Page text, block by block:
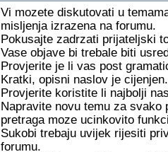
Vi mozete diskutovati u
misljenja izrazena na forumu.
Pokusajte zadrzati prijateljski
Vase objave bi trebale biti
Provjerite je li vas post
Kratki, opisni naslov je cijenjen.
Provjerite koristite li najbolji
Napravite novu temu za
pretraga moze ucinkovito
Sukobi trebaju uvijek rijesiti
forumu.